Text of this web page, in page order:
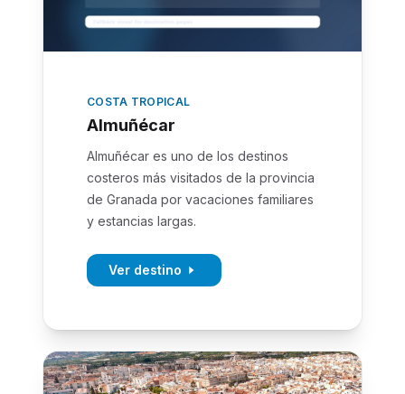
COSTA TROPICAL
Almuñécar
Almuñécar es uno de los destinos
costeros más visitados de la provincia
de Granada por vacaciones familiares
y estancias largas.
Ver destino